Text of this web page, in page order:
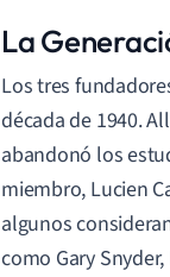
La
Los tres
década de 1940.
abandonó los
miembro, Lucien
algunos
como Gary